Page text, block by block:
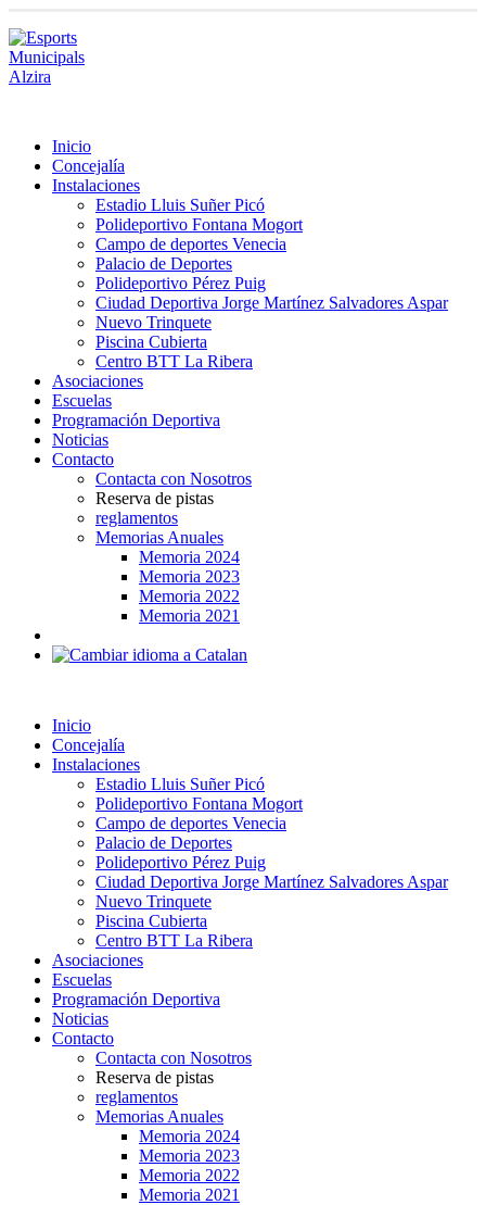
Inicio
Concejalía
Instalaciones
Estadio Lluis Suñer Picó
Polideportivo Fontana Mogort
Campo de deportes Venecia
Palacio de Deportes
Polideportivo Pérez Puig
Ciudad Deportiva Jorge Martínez Salvadores Aspar
Nuevo Trinquete
Piscina Cubierta
Centro BTT La Ribera
Asociaciones
Escuelas
Programación Deportiva
Noticias
Contacto
Contacta con Nosotros
Reserva de pistas
reglamentos
Memorias Anuales
Memoria 2024
Memoria 2023
Memoria 2022
Memoria 2021
Inicio
Concejalía
Instalaciones
Estadio Lluis Suñer Picó
Polideportivo Fontana Mogort
Campo de deportes Venecia
Palacio de Deportes
Polideportivo Pérez Puig
Ciudad Deportiva Jorge Martínez Salvadores Aspar
Nuevo Trinquete
Piscina Cubierta
Centro BTT La Ribera
Asociaciones
Escuelas
Programación Deportiva
Noticias
Contacto
Contacta con Nosotros
Reserva de pistas
reglamentos
Memorias Anuales
Memoria 2024
Memoria 2023
Memoria 2022
Memoria 2021